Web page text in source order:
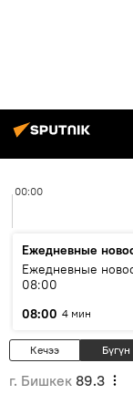
00:00
Ежедневные
Ежедневные
08:00
08:00 4 мин
Кечээ Бүгүн
г. Бишкек 89.3